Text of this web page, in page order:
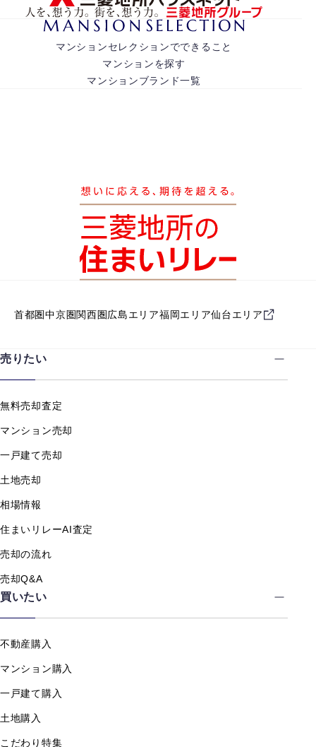
マンションセレクションでできること
マンションを探す
マンションブランド一覧
首都圏中京圏関西圏広島エリア福岡エリア仙台エリア
売りたい
無料売却査定
マンション売却
一戸建て売却
土地売却
相場情報
住まいリレーAI査定
売却の流れ
売却Q&A
買いたい
不動産購入
マンション購入
一戸建て購入
土地購入
こだわり特集